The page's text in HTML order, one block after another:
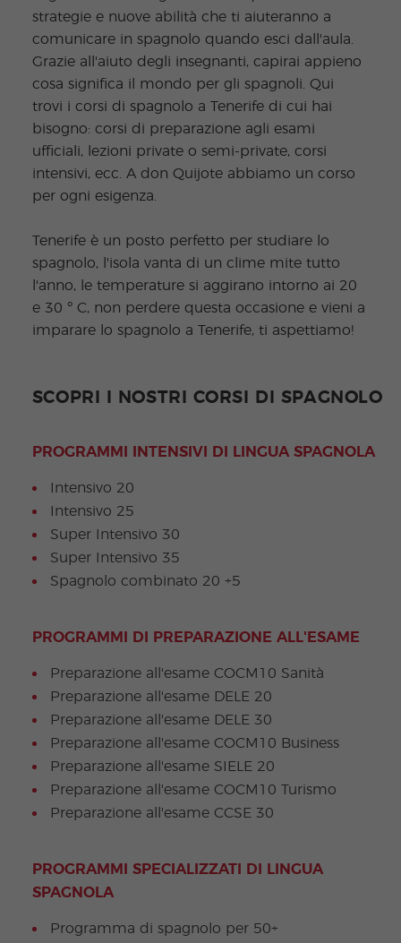
strategie e nuove abilità che ti aiuteranno a
comunicare in spagnolo quando esci dall'aula.
Grazie all'aiuto degli insegnanti, capirai appieno
cosa significa il mondo per gli spagnoli. Qui
trovi i corsi di spagnolo a Tenerife di cui hai
bisogno: corsi di preparazione agli esami
ufficiali, lezioni private o semi-private, corsi
intensivi, ecc. A don Quijote abbiamo un corso
per ogni esigenza.
Tenerife è un posto perfetto per studiare lo
spagnolo, l'isola vanta di un clime mite tutto
l'anno, le temperature si aggirano intorno ai 20
e 30 º C, non perdere questa occasione e vieni a
imparare lo spagnolo a Tenerife, ti aspettiamo!
SCOPRI I NOSTRI CORSI DI SPAGNOLO
PROGRAMMI INTENSIVI DI LINGUA SPAGNOLA
Intensivo 20
Intensivo 25
Super Intensivo 30
Super Intensivo 35
Spagnolo combinato 20 +5
PROGRAMMI DI PREPARAZIONE ALL'ESAME
Preparazione all'esame COCM10 Sanità
Preparazione all'esame DELE 20
Preparazione all'esame DELE 30
Preparazione all'esame COCM10 Business
Preparazione all'esame SIELE 20
Preparazione all'esame COCM10 Turismo
Preparazione all'esame CCSE 30
PROGRAMMI SPECIALIZZATI DI LINGUA
SPAGNOLA
Programma di spagnolo per 50+